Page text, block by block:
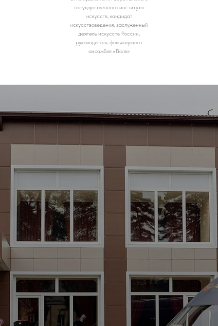
государственного института
искусств, кандидат
искусствоведения, заслуженный
деятель искусств России,
руководитель фольклорного
ансамбля «Воля»